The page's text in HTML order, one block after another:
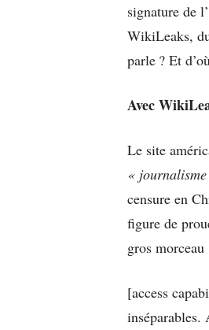
signature de
WikiLeaks,
parle ? Et
Avec
Le site
«
censure en
figure de
gros
[access
inséparables.